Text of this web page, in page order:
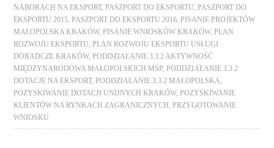
NABORACH NA EKSPORT, PASZPORT DO EKSPORTU, PASZPORT DO
EKSPORTU 2015, PASZPORT DO EKSPORTU 2016, PISANIE PROJEKTÓW
MAŁOPOLSKA KRAKÓW, PISANIE WNIOSKÓW KRAKÓW, PLAN
ROZWOJU EKSPORTU, PLAN ROZWOJU EKSPORTU USŁUGI
DORADCZE KRAKÓW, PODDZIAŁANIE 3.3.2 AKTYWNOŚĆ
MIĘDZYNARODOWA MAŁOPOLSKICH MŚP, PODDZIAŁANIE 3.3.2
DOTACJE NA EKSPORT, PODDZIAŁANIE 3.3.2 MAŁOPOLSKA,
POZYSKIWANIE DOTACJI UNIJNYCH KRAKÓW, POZYSKIWANIE
KLIENTÓW NA RYNKACH ZAGRANICZNYCH, PRZYGOTOWANIE
WNIOSKU